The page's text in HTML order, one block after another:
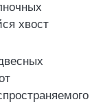
хвост